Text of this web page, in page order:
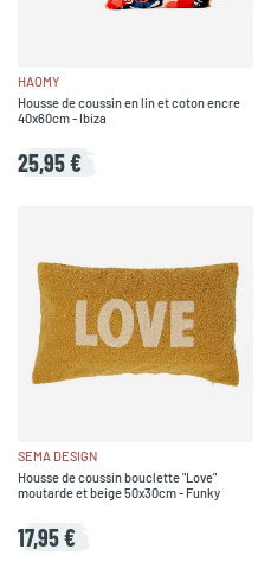
HAOMY
Housse de coussin en lin et coton encre
40x60cm - Ibiza
25,95 €
SEMA DESIGN
Housse de coussin bouclette "Love"
moutarde et beige 50x30cm - Funky
17,95 €